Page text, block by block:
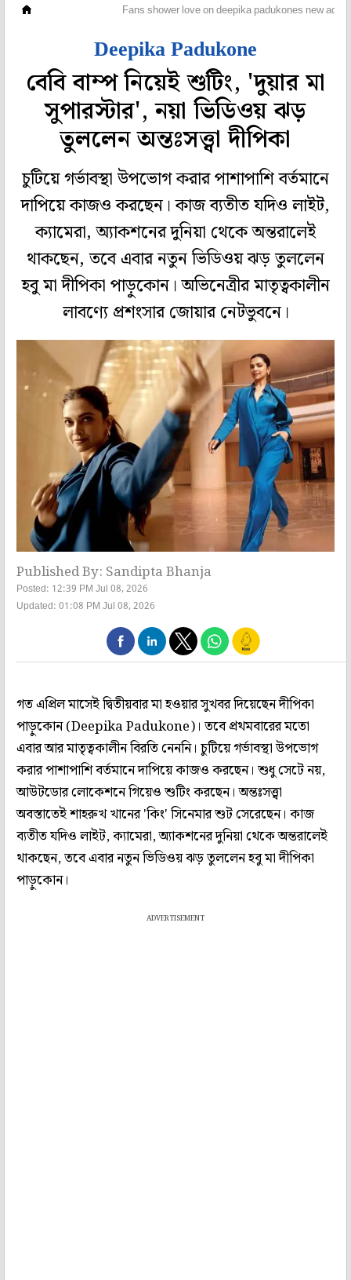
Fans shower love on deepika padukones new ad
Deepika Padukone
বেবি বাম্প নিয়েই শুটিং, 'দুয়ার মা
সুপারস্টার', নয়া ভিডিওয় ঝড়
তুললেন অন্তঃসত্ত্বা দীপিকা
চুটিয়ে গর্ভাবস্থা উপভোগ করার পাশাপাশি বর্তমানে
দাপিয়ে কাজও করছেন। কাজ ব্যতীত যদিও লাইট,
ক্যামেরা, অ্যাকশনের দুনিয়া থেকে অন্তরালেই
থাকছেন, তবে এবার নতুন ভিডিওয় ঝড় তুললেন
হবু মা দীপিকা পাড়ুকোন। অভিনেত্রীর মাতৃত্বকালীন
লাবণ্যে প্রশংসার জোয়ার নেটভুবনে।
Published By: Sandipta Bhanja
Posted: 12:39 PM Jul 08, 2026
Updated: 01:08 PM Jul 08, 2026
গত এপ্রিল মাসেই দ্বিতীয়বার মা হওয়ার সুখবর দিয়েছেন দীপিকা
পাড়ুকোন (Deepika Padukone)। তবে প্রথমবারের মতো
এবার আর মাতৃত্বকালীন বিরতি নেননি। চুটিয়ে গর্ভাবস্থা উপভোগ
করার পাশাপাশি বর্তমানে দাপিয়ে কাজও করছেন। শুধু সেটে নয়,
আউটডোর লোকেশনে গিয়েও শুটিং করছেন। অন্তঃসত্ত্বা
অবস্তাতেই শাহরুখ খানের 'কিং' সিনেমার শুট সেরেছেন। কাজ
ব্যতীত যদিও লাইট, ক্যামেরা, অ্যাকশনের দুনিয়া থেকে অন্তরালেই
থাকছেন, তবে এবার নতুন ভিডিওয় ঝড় তুললেন হবু মা দীপিকা
পাড়ুকোন।
ADVERTISEMENT